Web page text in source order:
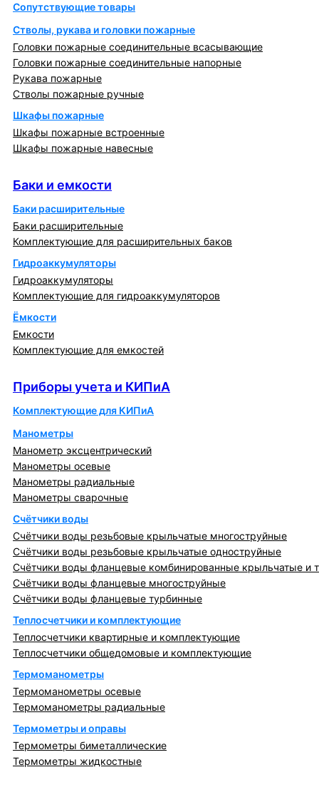
Сопутствующие товары
Стволы, рукава и головки пожарные
Головки пожарные соединительные всасывающие
Головки пожарные соединительные напорные
Рукава пожарные
Стволы пожарные ручные
Шкафы пожарные
Шкафы пожарные встроенные
Шкафы пожарные навесные
Баки и емкости
Баки расширительные
Баки расширительные
Комплектующие для расширительных баков
Гидроаккумуляторы
Гидроаккумуляторы
Комплектующие для гидроаккумуляторов
Ёмкости
Емкости
Комплектующие для емкостей
Приборы учета и КИПиА
Комплектующие для КИПиА
Манометры
Манометр эксцентрический
Манометры осевые
Манометры радиальные
Манометры сварочные
Счётчики воды
Счётчики воды резьбовые крыльчатые многоструйные
Счётчики воды резьбовые крыльчатые одноструйные
Счётчики воды фланцевые комбинированные крыльчатые и
Счётчики воды фланцевые многоструйные
Счётчики воды фланцевые турбинные
Теплосчетчики и комплектующие
Теплосчетчики квартирные и комплектующие
Теплосчетчики общедомовые и комплектующие
Термоманометры
Термоманометры осевые
Термоманометры радиальные
Термометры и оправы
Термометры биметаллические
Термометры жидкостные